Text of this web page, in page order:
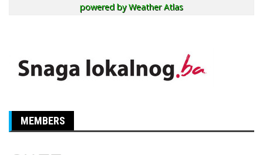
powered byWeather Atlas
MEMBERS